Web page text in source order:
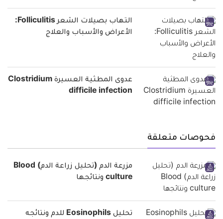
التهاب بصيلات الشعر Folliculitis:
الأعراض والأسباب والعلاج
عدوى المطثية العسيرة Clostridium
difficile infection
فحوصات متعلقة
مزرعة الدم (تحليل زراعة الدم) Blood
culture ونتائجها
تحليل Eosinophils للدم ونتائجه